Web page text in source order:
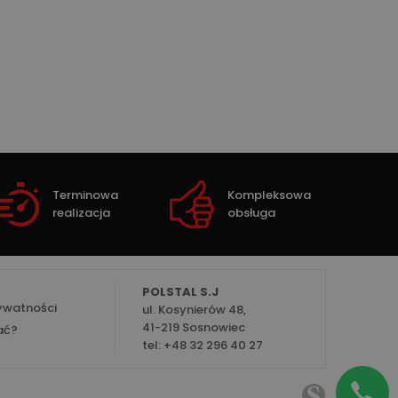
Terminowa
realizacja
Kompleksowa
obsługa
POLSTAL S.J
ul. Kosynierów 48,
41-219 Sosnowiec
tel: +48 32 296 40 27